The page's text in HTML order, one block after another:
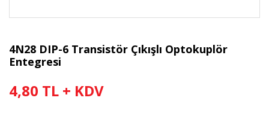
4N28 DIP-6 Transistör Çıkışlı Optokuplör
Entegresi
4,80 TL + KDV